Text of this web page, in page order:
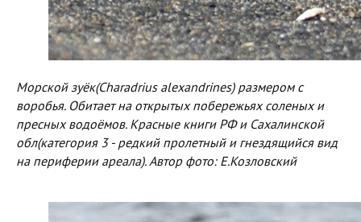
Морской зуёк(Charadrius alexandrines) размером с
воробья. Обитает на открытых побережьях соленых и
пресных водоёмов. Красные книги РФ и Сахалинской
обл(категория 3 - редкий пролетный и гнездящийся вид
на периферии ареала). Автор фото: Е.Козловский